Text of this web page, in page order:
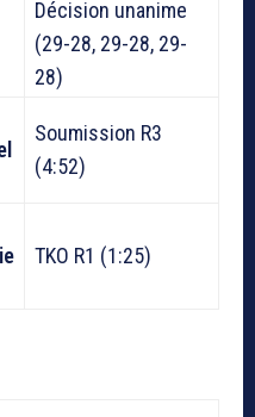
Décision unanime
(29-28, 29-28, 29-
28)
Soumission R3
(4:52)
TKO R1 (1:25)